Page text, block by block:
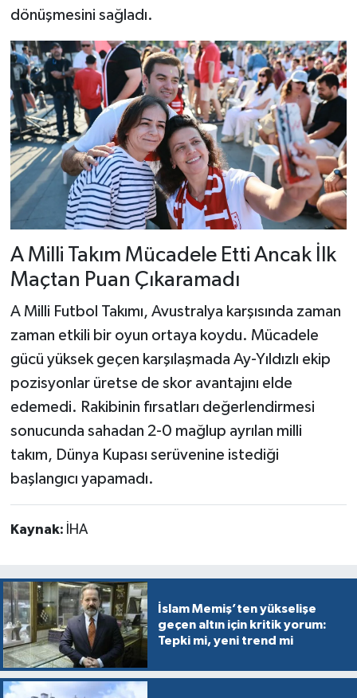
dönüşmesini sağladı.
A Milli Takım Mücadele Etti Ancak İlk
Maçtan Puan Çıkaramadı
A Milli Futbol Takımı, Avustralya karşısında zaman
zaman etkili bir oyun ortaya koydu. Mücadele
gücü yüksek geçen karşılaşmada Ay-Yıldızlı ekip
pozisyonlar üretse de skor avantajını elde
edemedi. Rakibinin fırsatları değerlendirmesi
sonucunda sahadan 2-0 mağlup ayrılan milli
takım, Dünya Kupası serüvenine istediği
başlangıcı yapamadı.
Kaynak: İHA
İslam Memiş’ten yükselişe
geçen altın için kritik yorum:
Tepki mi, yeni trend mi